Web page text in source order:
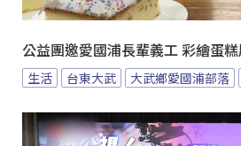
公益團邀愛國浦長輩義工 彩繪蛋
生活 台東大武 大武鄉愛國浦部落